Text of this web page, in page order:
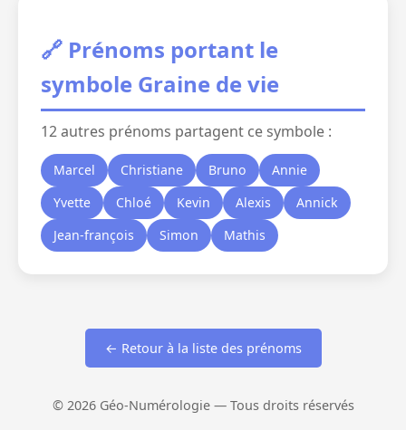
🔗 Prénoms portant le
symbole Graine de vie
12 autres prénoms partagent ce symbole :
Marcel Christiane Bruno
Annie
Yvette
Chloé Kevin Alexis
Annick
Jean-françois
Simon Mathis
← Retour à la liste des prénoms
© 2026 Géo-Numérologie — Tous droits réservés